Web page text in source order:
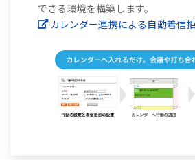
できる環境を構築します。
カレンダー連携による自動着信